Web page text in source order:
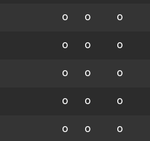
0 0 0
0 0 0
0 0 0
0 0 0
0 0 0